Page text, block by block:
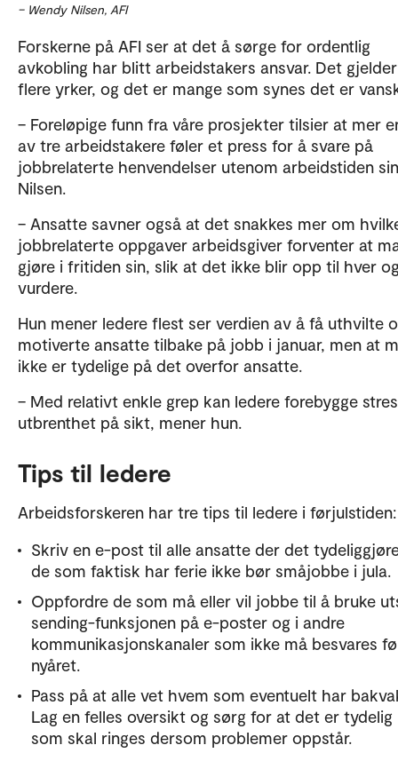
– Wendy Nilsen, AFI
Forskerne på AFI ser at det å sørge for ordentlig
avkobling har blitt arbeidstakers ansvar. Det
flere yrker, og det er mange som synes det er
– Foreløpige funn fra våre prosjekter tilsier at mer
av tre arbeidstakere føler et press for å svare på
jobbrelaterte henvendelser utenom arbeidstiden
Nilsen.
– Ansatte savner også at det snakkes mer om
jobbrelaterte oppgaver arbeidsgiver forventer at
gjøre i fritiden sin, slik at det ikke blir opp til hver
vurdere.
Hun mener ledere flest ser verdien av å få uthvilte
motiverte ansatte tilbake på jobb i januar, men at
ikke er tydelige på det overfor ansatte.
– Med relativt enkle grep kan ledere forebygge
utbrenthet på sikt, mener hun.
Tips til ledere
Arbeidsforskeren har tre tips til ledere i førjulstiden:
Skriv en e-post til alle ansatte der det
de som faktisk har ferie ikke bør småjobbe i jula.
Oppfordre de som må eller vil jobbe til å bruke
sending-funksjonen på e-poster og i andre
kommunikasjonskanaler som ikke må besvares
nyåret.
Pass på at alle vet hvem som eventuelt har
Lag en felles oversikt og sørg for at det er tydelig
som skal ringes dersom problemer oppstår.